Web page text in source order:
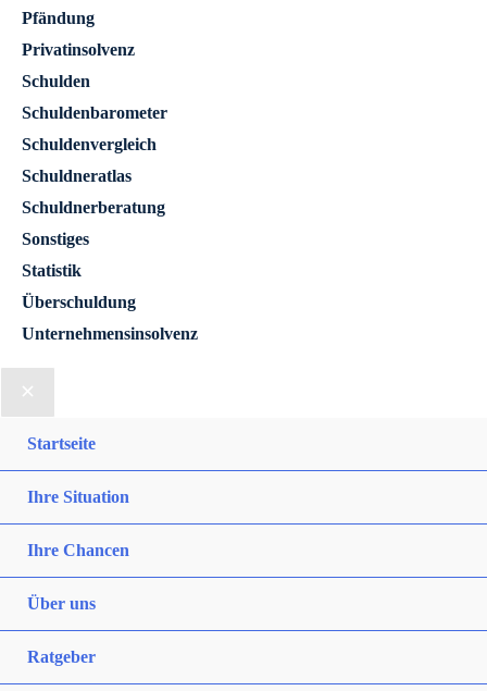
Pfändung
Privatinsolvenz
Schulden
Schuldenbarometer
Schuldenvergleich
Schuldneratlas
Schuldnerberatung
Sonstiges
Statistik
Überschuldung
Unternehmensinsolvenz
Startseite
Ihre Situation
Ihre Chancen
Über uns
Ratgeber